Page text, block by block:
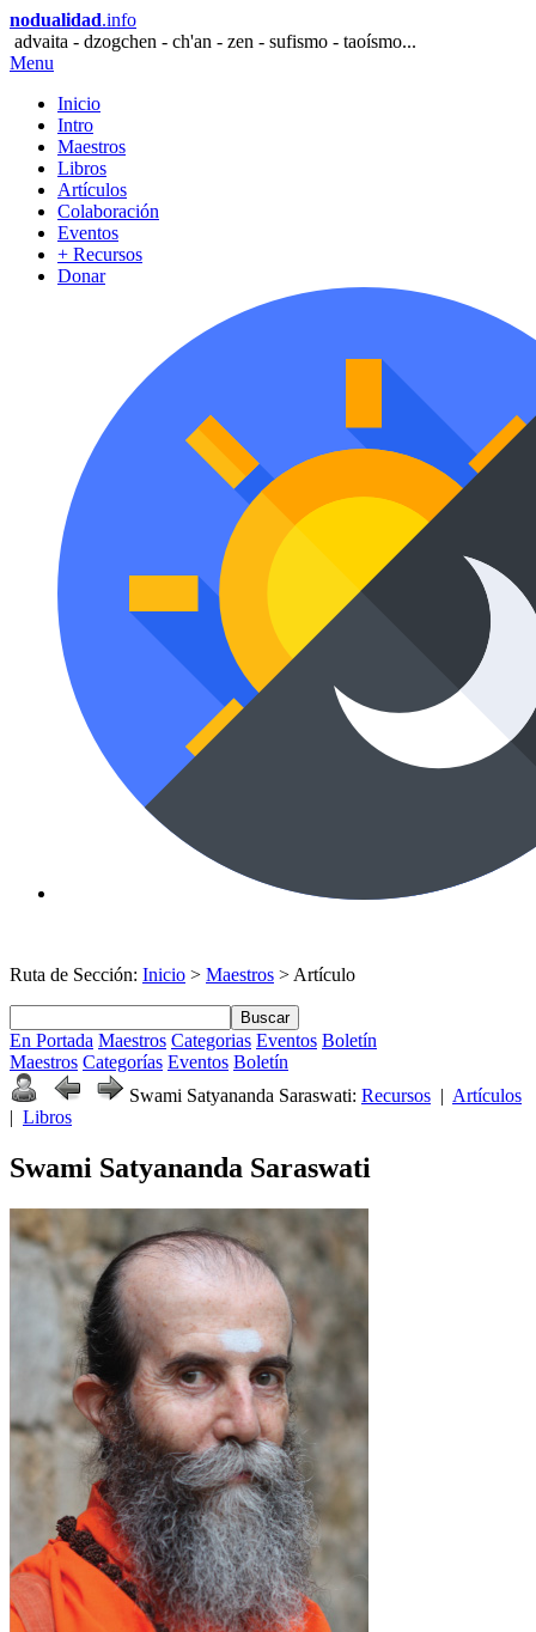
nodualidad.info
advaita - dzogchen - ch'an - zen - sufismo - taoísmo...
Menu
Inicio
Intro
Maestros
Libros
Artículos
Colaboración
Eventos
+ Recursos
Donar
Ruta de Sección: Inicio > Maestros > Artículo
Buscar
En Portada Maestros Categorias Eventos Boletín
Maestros Categorías Eventos Boletín
Swami Satyananda Saraswati: Recursos | Artículos
| Libros
Swami Satyananda Saraswati